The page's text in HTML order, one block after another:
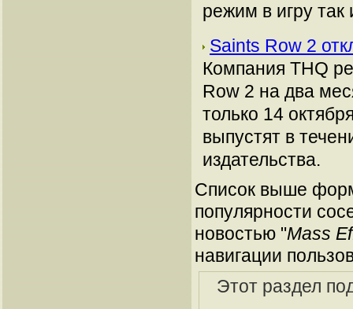
режим в игру так
Saints Row 2
Компания THQ
Row 2 на два
только 14
выпустят в
издательства.
Список выше
популярности
новостью "Mass
навигации
Этот раздел